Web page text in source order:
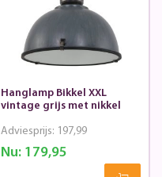
Hanglamp Bikkel XXL
vintage grijs met nikkel
Nu: 179,95
Adviesprijs: 197,99